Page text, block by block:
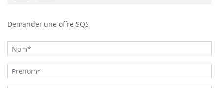
Demander une offre SQS